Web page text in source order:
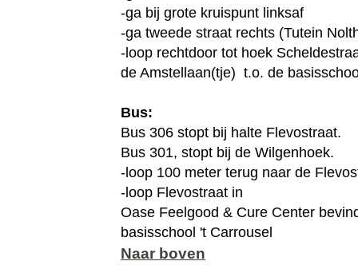
-ga bij grote kruispunt linksaf
-ga tweede straat rechts (Tutein
-loop rechtdoor tot hoek
de Amstellaan(tje) t.o. de
Bus:
Bus 306 stopt bij halte Flevostraat.
Bus 301, stopt bij de Wilgenhoek.
-loop 100 meter terug naar de
-loop Flevostraat in
Oase Feelgood & Cure Center
basisschool 't Carrousel
Naar boven